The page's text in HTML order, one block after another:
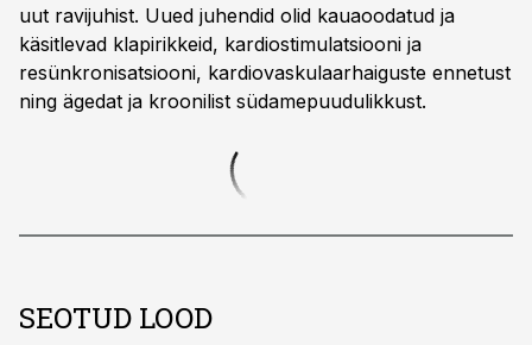
uut ravijuhist. Uued juhendid olid kauaoodatud ja
käsitlevad klapirikkeid, kardiostimulatsiooni ja
resünkronisatsiooni, kardiovaskulaarhaiguste ennetust
ning ägedat ja kroonilist südamepuudulikkust.
SEOTUD LOOD